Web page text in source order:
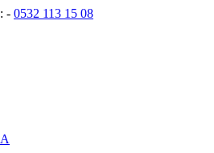
- 0532 113 15 08